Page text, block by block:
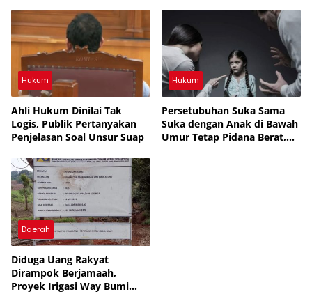
Rakyat yang Bodoh
Hukum
Ahli Hukum Dinilai Tak
Logis, Publik Pertanyakan
Penjelasan Soal Unsur Suap
Hukum
Persetubuhan Suka Sama
Suka dengan Anak di Bawah
Umur Tetap Pidana Berat,
Daerah
Diduga Uang Rakyat
Dirampok Berjamaah,
Proyek Irigasi Way Bumi